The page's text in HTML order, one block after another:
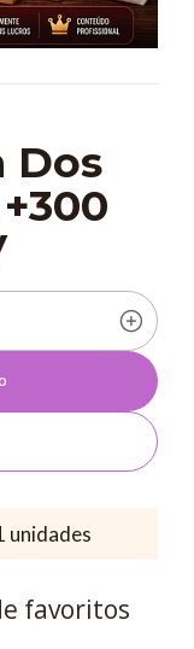
Dos
unidades
favoritos